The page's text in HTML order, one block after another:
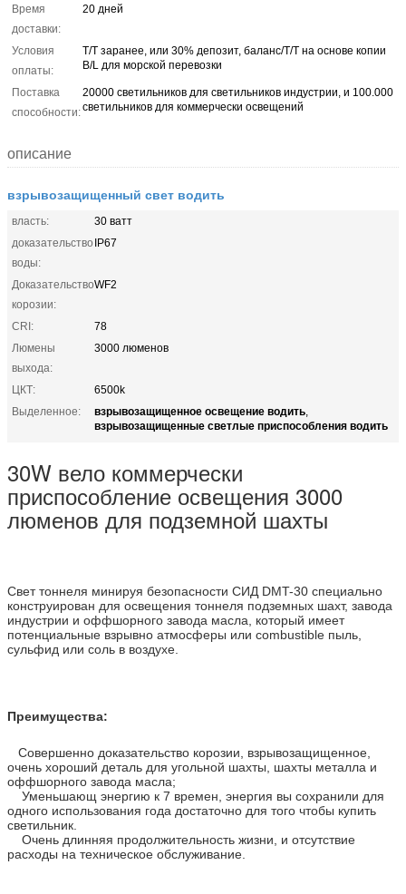
Время
доставки:
20 дней
Условия
оплаты:
T/T заранее, или 30% депозит, баланс/T/T на основе копии
B/L для морской перевозки
Поставка
способности:
20000 светильников для светильников индустрии, и 100.000
светильников для коммерчески освещений
описание
взрывозащищенный свет водить
власть:
30 ватт
доказательство
воды:
IP67
Доказательство
корозии:
WF2
CRI:
78
Люмены
выхода:
3000 люменов
ЦКТ:
6500k
Выделенное:
взрывозащищенное освещение водить,
взрывозащищенные светлые приспособления водить
30W вело коммерчески
приспособление освещения 3000
люменов для подземной шахты
Свет тоннеля минируя безопасности СИД DMT-30 специально
конструирован для освещения тоннеля подземных шахт, завода
индустрии и оффшорного завода масла, который имеет
потенциальные взрывно атмосферы или combustible пыль,
сульфид или соль в воздухе.
Преимущества:
Совершенно доказательство корозии, взрывозащищенное,
очень хороший деталь для угольной шахты, шахты металла и
оффшорного завода масла;
Уменьшающ энергию к 7 времен, энергия вы сохранили для
одного использования года достаточно для того чтобы купить
светильник.
Очень длинняя продолжительность жизни, и отсутствие
расходы на техническое обслуживание.